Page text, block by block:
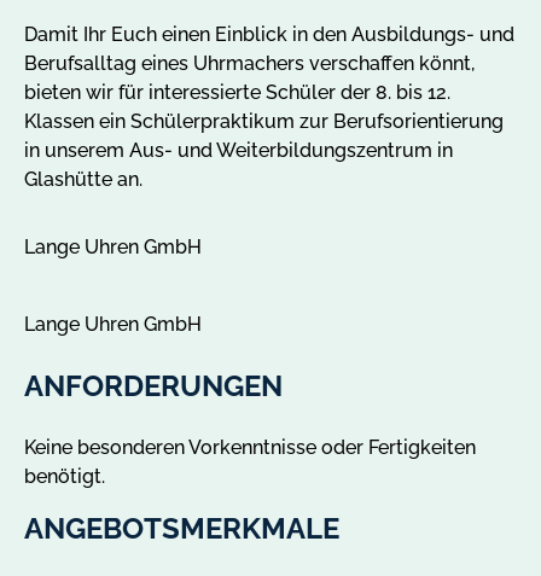
e
b
o
t
e
t
Damit Ihr Euch einen Einblick in den Ausbildungs- und
Berufsalltag eines Uhrmachers verschaffen könnt,
bieten wir für interessierte Schüler der 8. bis 12.
Klassen ein Schülerpraktikum zur Berufsorientierung
in unserem Aus- und Weiterbildungszentrum in
Glashütte an.
Lange Uhren GmbH
Lange Uhren GmbH
ANFORDERUNGEN
Keine besonderen Vorkenntnisse oder Fertigkeiten
benötigt.
ANGEBOTSMERKMALE